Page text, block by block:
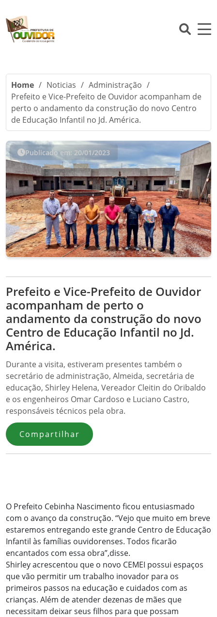
Home / Noticias / Administração /
Prefeito e Vice-Prefeito de Ouvidor acompanham de
perto o andamento da construção do novo Centro
de Educação Infantil no Jd. América.
Publicado em: 20/01/2023
Prefeito e Vice-Prefeito de Ouvidor
acompanham de perto o
andamento da construção do novo
Centro de Educação Infantil no Jd.
América.
Durante a visita, estiveram presentes também o
secretário de administração, Almeida, secretária de
educação, Shirley Helena, Vereador Cleitin do Oribaldo
e os engenheiros Omar Cardoso e Luciano Castro,
responsáveis técnicos pela obra.
Compartilhar
O Prefeito Cebinha Nascimento ficou entusiasmado
com o avanço da construção. “Vejo que muito em breve
estaremos entregando este grande Centro de Educação
Infantil às famílias ouvidorenses. Todos ficarão
encantados com essa obra”,disse.
Shirley acrescentou que o novo CEMEI possui espaços
que vão permitir um trabalho inovador para os
primeiros passos na educação e cuidados com as
crianças. Além de atender dezenas de mães que
necessitam deixar seus filhos para que possam